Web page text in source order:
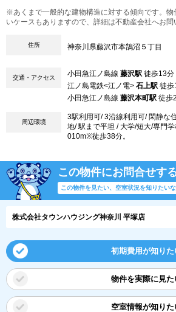
※あくまで一般的な建物構造に対する傾向です。物
いケースもありますので、詳細は不動産会社へお問
住所 神奈川県藤沢市本鵠沼５丁目
交通・アクセス 小田急江ノ島線 藤沢駅 徒歩13分
江ノ島電鉄<江ノ電> 石上駅 徒歩
小田急江ノ島線 藤沢本町駅 徒歩
周辺環境
3駅利用可/ 3沿線利用可/ 閑静な
地/ 駅まで平坦 / 大学/短大/専門
010m※徒歩38分。
この物件にお問合せす
この物件を見たい、空室状況を知りたい
株式会社タウンハウジング神奈川 平塚店
初期費用が知りた
物件を実際に見た
空室情報が知りた